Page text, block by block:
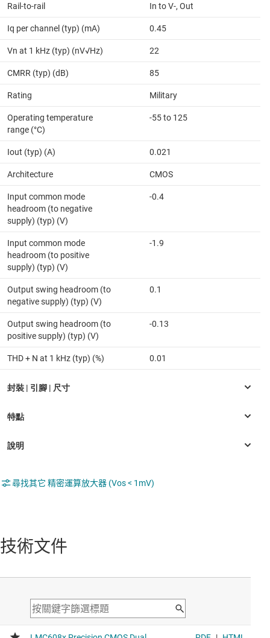
Rail-to-rail In to V-, Out
Iq per channel (typ) (mA) 0.45
Vn at 1 kHz (typ) (nV√Hz) 22
CMRR (typ) (dB) 85
Rating Military
Operating temperature
range (°C)
-55 to 125
Iout (typ) (A) 0.021
Architecture CMOS
Input common mode
headroom (to negative
supply) (typ) (V)
-0.4
Input common mode
headroom (to positive
supply) (typ) (V)
-1.9
Output swing headroom (to
negative supply) (typ) (V)
0.1
Output swing headroom (to
positive supply) (typ) (V)
-0.13
THD + N at 1 kHz (typ) (%) 0.01
尋找其它 精密運算放大器 (Vos < 1mV)
技術文件